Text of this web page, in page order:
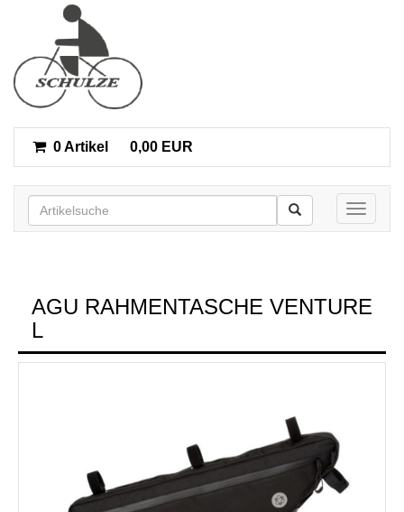
0 Artikel 0,00 EUR
Toggle
AGU RAHMENTASCHE VENTURE
L